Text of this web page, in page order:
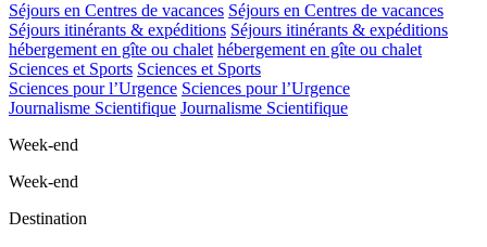
Séjours en Centres de vacances Séjours en Centres de vacances
Séjours itinérants & expéditions Séjours itinérants & expéditions
hébergement en gîte ou chalet hébergement en gîte ou chalet
Sciences et Sports Sciences et Sports
Sciences pour l’Urgence Sciences pour l’Urgence
Journalisme Scientifique Journalisme Scientifique
Week-end
Week-end
Destination